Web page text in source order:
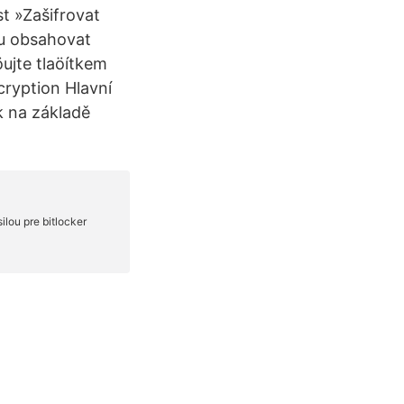
»Zašifrovat
obsahovat
tlaöítkem
Hlavní
na základě